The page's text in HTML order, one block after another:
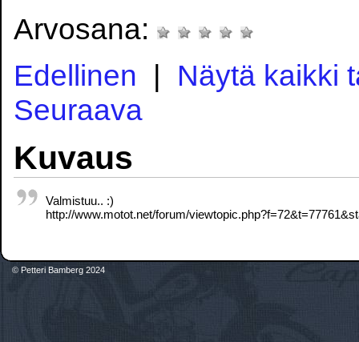
Arvosana:
Edellinen | Näytä kaikki
Seuraava
Kuvaus
Valmistuu.. :)
http://www.motot.net/forum/
© Petteri Bamberg 2024